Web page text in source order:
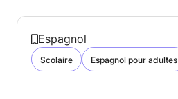
Espagnol
Scolaire Espagnol pour adultes